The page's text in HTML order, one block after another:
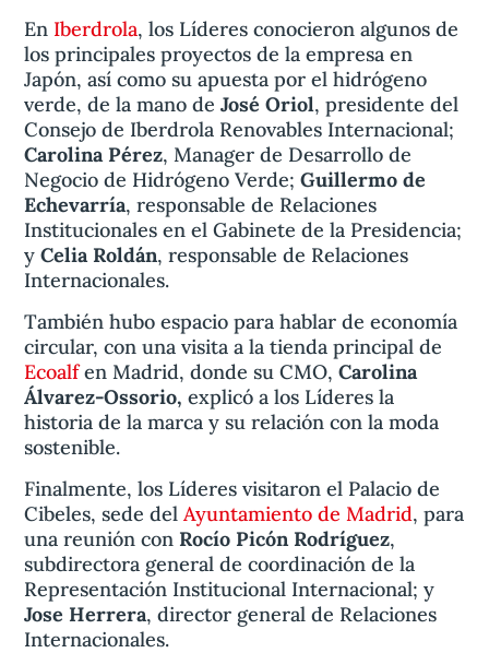
En Iberdrola, los Líderes conocieron algunos de
los principales proyectos de la empresa en
Japón, así como su apuesta por el hidrógeno
verde, de la mano deJosé Oriol, presidente del
Consejo de Iberdrola Renovables Internacional;
Carolina Pérez, Manager de Desarrollo de
Negocio de Hidrógeno Verde;Guillermo de
Echevarría, responsable de Relaciones
Institucionales en el Gabinete de la Presidencia;
yCelia Roldán, responsable de Relaciones
Internacionales.
También hubo espacio para hablar de economía
circular, con una visita a la tienda principal de
Ecoalfen Madrid, donde su CMO,Carolina
Álvarez-Ossorio, explicó a los Líderes la
historia de la marca y su relación con la moda
sostenible.
Finalmente, los Líderes visitaron el Palacio de
Cibeles, sede delAyuntamiento de Madrid, para
una reunión con Rocío Picón Rodríguez,
subdirectora general de coordinación de la
Representación Institucional Internacional; y
Jose Herrera, director general de Relaciones
Internacionales.